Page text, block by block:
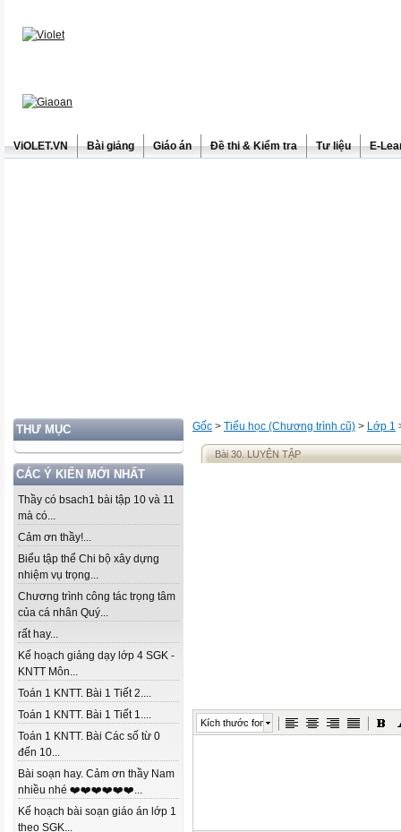
ViOLET.VN Bài giảng Giáo án Đề thi & Kiểm tra Tư liệu E-
THƯ MỤC
CÁC Ý KIẾN MỚI NHẤT
Thầy có bsach1 bài tập 10 và 11
mà có...
Cảm ơn thầy!...
Biểu tập thể Chi bộ xây dựng
nhiệm vụ trọng...
Chương trình công tác trọng tâm
của cá nhân Quý...
rất hay...
Kế hoạch giảng dạy lớp 4 SGK -
KNTT Môn...
Toán 1 KNTT. Bài 1 Tiết 2....
Toán 1 KNTT. Bài 1 Tiết 1....
Toán 1 KNTT. Bài Các số từ 0
đến 10...
Bài soạn hay. Cảm ơn thầy Nam
nhiều nhé ❤️❤️❤️❤️❤️❤️...
Kế hoạch bài soạn giáo án lớp 1
theo SGK...
Gốc > Tiểu học (Chương trình cũ) > Lớp 1
Bài 30. LUYỆN TẬP
Kích thước font